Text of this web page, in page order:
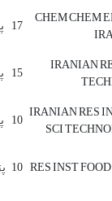
CHEM CHEM
17
IRANIAN
15
IRANIAN RES
SCI
10
RES INST
10